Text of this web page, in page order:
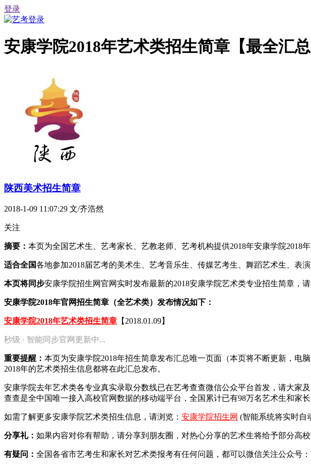
登录
安康学院2018年艺术类招生简章【最全汇总
陕西美术招生简章
2018-1-09 11:07:29 文/齐浩然
关注
摘要： 本页为全国艺术生、艺考家长、艺教老师、艺考机构提供2018年安康学院2018
适合全国各地参加2018届艺考的美术生、艺考音乐生、传媒艺考生、舞蹈艺术生、表
本页将同步安康学院招生网官网实时发布最新的2018安康学院艺术类专业招生简章，
安康学院2018年官网招生简章（全艺术类）发布情况如下：
安康学院2018年艺术类招生简章 【2018.01.09】
秒级 · 智能同步官网更新中...
重要提醒： 本页为安康学院2018年招生简章发布汇总唯一页面（本页将不断更新，电
2018年的艺术类招生信息都将在此汇总发布。
安康学院去年艺术类各专业真实录取分数线已在艺考查查微信公众平台首发， 请大家
查查是全中国唯一接入高校官网数据的移动端平台，全国累计已有98万名艺术生和家
如需了解更多安康学院艺术类招生信息，请浏览： 安康学院招生网 (智能系统将实时自
分享礼： 如果内容对你有帮助，请分享到朋友圈，对热心分享的艺术生将给予部分高
有疑问： 全国各省市艺考生和家长对艺术类报考有任何问题，都可以微信关注公众号